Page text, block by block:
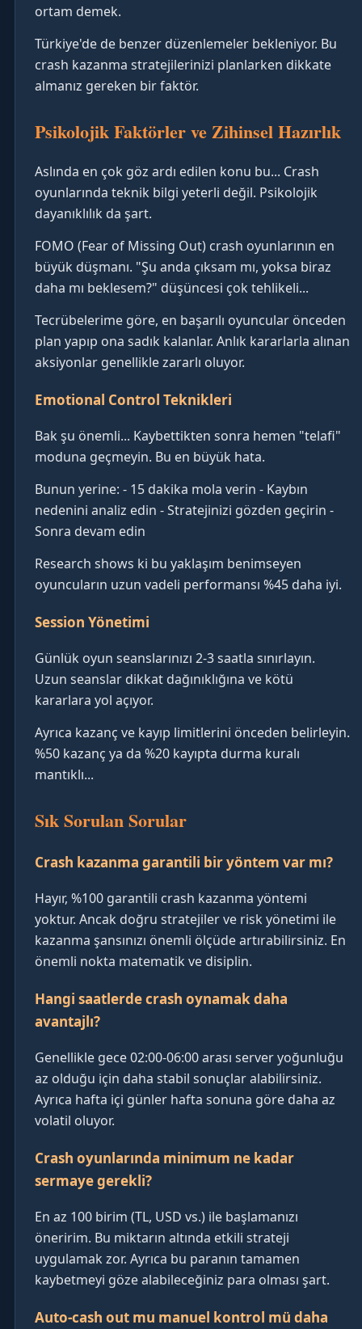
ortam demek.
Türkiye'de de benzer düzenlemeler bekleniyor. Bu
crash kazanma stratejilerinizi planlarken dikkate
almanız gereken bir faktör.
Psikolojik Faktörler ve Zihinsel Hazırlık
Aslında en çok göz ardı edilen konu bu... Crash
oyunlarında teknik bilgi yeterli değil. Psikolojik
dayanıklılık da şart.
FOMO (Fear of Missing Out) crash oyunlarının en
büyük düşmanı. "Şu anda çıksam mı, yoksa biraz
daha mı beklesem?" düşüncesi çok tehlikeli...
Tecrübelerime göre, en başarılı oyuncular önceden
plan yapıp ona sadık kalanlar. Anlık kararlarla alınan
aksiyonlar genellikle zararlı oluyor.
Emotional Control Teknikleri
Bak şu önemli... Kaybettikten sonra hemen "telafi"
moduna geçmeyin. Bu en büyük hata.
Bunun yerine: - 15 dakika mola verin - Kaybın
nedenini analiz edin - Stratejinizi gözden geçirin -
Sonra devam edin
Research shows ki bu yaklaşım benimseyen
oyuncuların uzun vadeli performansı %45 daha iyi.
Session Yönetimi
Günlük oyun seanslarınızı 2-3 saatla sınırlayın.
Uzun seanslar dikkat dağınıklığına ve kötü
kararlara yol açıyor.
Ayrıca kazanç ve kayıp limitlerini önceden belirleyin.
%50 kazanç ya da %20 kayıpta durma kuralı
mantıklı...
Sık Sorulan Sorular
Crash kazanma garantili bir yöntem var mı?
Hayır, %100 garantili crash kazanma yöntemi
yoktur. Ancak doğru stratejiler ve risk yönetimi ile
kazanma şansınızı önemli ölçüde artırabilirsiniz. En
önemli nokta matematik ve disiplin.
Hangi saatlerde crash oynamak daha
avantajlı?
Genellikle gece 02:00-06:00 arası server yoğunluğu
az olduğu için daha stabil sonuçlar alabilirsiniz.
Ayrıca hafta içi günler hafta sonuna göre daha az
volatil oluyor.
Crash oyunlarında minimum ne kadar
sermaye gerekli?
En az 100 birim (TL, USD vs.) ile başlamanızı
öneririm. Bu miktarın altında etkili strateji
uygulamak zor. Ayrıca bu paranın tamamen
kaybetmeyi göze alabileceğiniz para olması şart.
Auto-cash out mu manuel kontrol mü daha